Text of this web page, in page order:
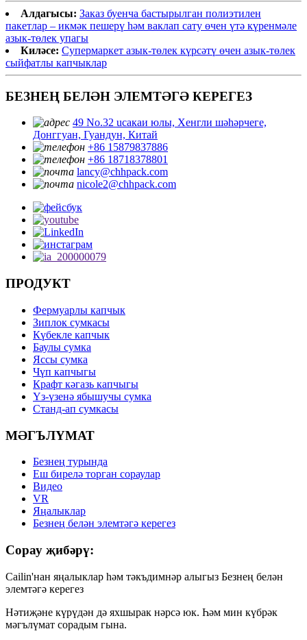
Алдагысы: Заказ буенча бастырылган полиэтилен
пакетлар – икмәк пешерү һәм ваклап сату өчен үтә күренмәле
азык-төлек упагы
Киләсе: Супермаркет азык-төлек күрсәтү өчен азык-төлек
сыйфатлы капчыклар
БЕЗНЕҢ БЕЛӘН ЭЛЕМТӘГӘ КЕРЕГЕЗ
49 No.32 ucaкаи юлы, Хенгли шәһәрчеге,
Донггуан, Гуандун, Китай
+86 15879837886
+86 18718378801
lancy@chhpack.com
nicole2@chhpack.com
ПРОДУКТ
Фермуарлы капчык
Зиплок сумкасы
Күбекле капчык
Баулы сумка
Яссы сумка
Чүп капчыгы
Крафт кәгазь капчыгы
Үз-үзенә ябышучы сумка
Станд-ап сумкасы
МӘГЪЛҮМАТ
Безнең турында
Еш бирелә торган сораулар
Видео
VR
Яңалыклар
Безнең белән элемтәгә керегез
Сорау җибәрү:
Cailin'нан яңалыклар һәм тәкъдимнәр алыгыз Безнең белән
элемтәгә керегез
Нәтиҗәне күрүдән дә яхшырак нәрсә юк. Һәм мин күбрәк
мәгълүмат сорадым гына.